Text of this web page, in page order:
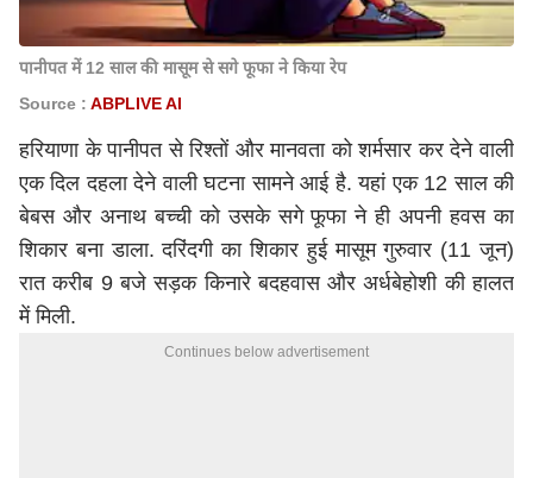
पानीपत में 12 साल की मासूम से सगे फूफा ने किया रेप
Source : ABPLIVE AI
हरियाणा के पानीपत से रिश्तों और मानवता को शर्मसार कर देने वाली
एक दिल दहला देने वाली घटना सामने आई है. यहां एक 12 साल की
बेबस और अनाथ बच्ची को उसके सगे फूफा ने ही अपनी हवस का
शिकार बना डाला. दरिंदगी का शिकार हुई मासूम गुरुवार (11 जून)
रात करीब 9 बजे सड़क किनारे बदहवास और अर्धबेहोशी की हालत
में मिली.
Continues below advertisement